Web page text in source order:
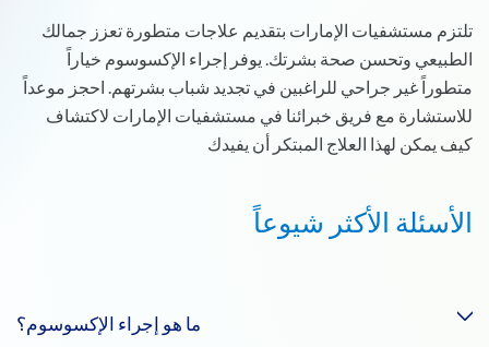
تلتزم مستشفيات الإمارات بتقديم علاجات متطورة تعزز جمالك
الطبيعي وتحسن صحة بشرتك. يوفر إجراء الإكسوسوم خياراً
متطوراً غير جراحي للراغبين في تجديد شباب بشرتهم. احجز موعداً
للاستشارة مع فريق خبرائنا في مستشفيات الإمارات لاكتشاف
كيف يمكن لهذا العلاج المبتكر أن يفيدك
الأسئلة الأكثر شيوعاً
ما هو إجراء الإكسوسوم؟